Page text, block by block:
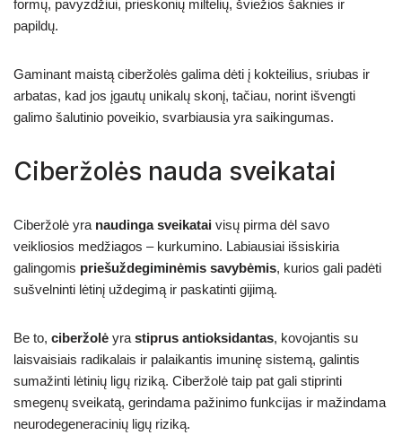
formų, pavyzdžiui, prieskonių miltelių, šviežios šaknies ir
papildų.
Gaminant maistą ciberžolės galima dėti į kokteilius, sriubas ir
arbatas, kad jos įgautų unikalų skonį, tačiau, norint išvengti
galimo šalutinio poveikio, svarbiausia yra saikingumas.
Ciberžolės nauda sveikatai
Ciberžolė yra naudinga sveikatai visų pirma dėl savo
veikliosios medžiagos – kurkumino. Labiausiai išsiskiria
galingomis priešuždegiminėmis savybėmis, kurios gali padėti
sušvelninti lėtinį uždegimą ir paskatinti gijimą.
Be to, ciberžolė yra stiprus antioksidantas, kovojantis su
laisvaisiais radikalais ir palaikantis imuninę sistemą, galintis
sumažinti lėtinių ligų riziką. Ciberžolė taip pat gali stiprinti
smegenų sveikatą, gerindama pažinimo funkcijas ir mažindama
neurodegeneracinių ligų riziką.